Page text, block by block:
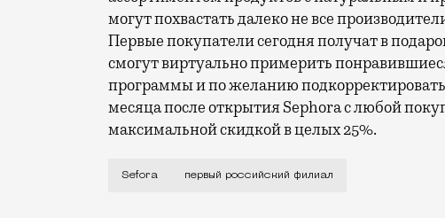
могут похвастать далеко не все
Первые покупатели сегодня получат в
смогут виртуально примерить
программы и по желанию
месяца после открытия Sephora с любой
максимальной скидкой в целых 25%.
Сегодня в ТЦ «Авиапарк» в 16.00 открылся
Sefora первый российский филиал